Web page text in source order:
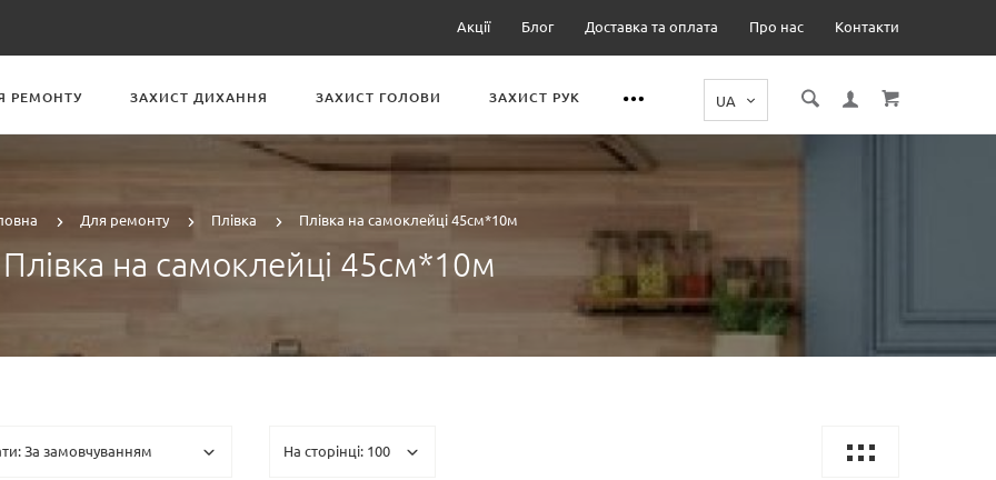
Акції Блог Доставка та оплата Про нас Контакти
РЕМОНТУ ЗАХИСТ ДИХАННЯ ЗАХИСТ ГОЛОВИ ЗАХИСТ РУК
Для ремонту Плівка Плівка на самоклейці 45см*10м
Плівка на самоклейці 45см*10м